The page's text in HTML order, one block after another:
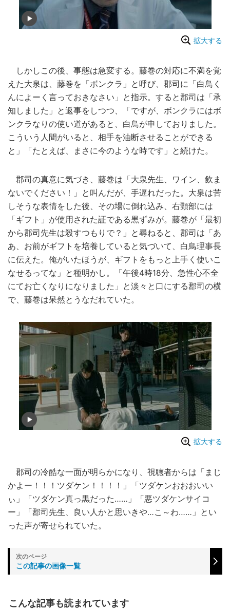
拡大する
しかしこの後、事態は急変する。藤巻の対応に不満を覚
えた大泉は、藤巻を「ボンクラ」と呼び、郡司に「白鳥く
んによーく言っておきなさい」と指示。すると郡司は「承
知しました」と返事をしつつ、「ですが、ボンクラにはボ
ンクラなりの使い道があると、白鳥が申しておりました。
こういう人間がいると、相手を油断させることができる
と」「たとえば、まさに今のような時です」と続けた。
郡司の真意に気づき、藤巻は「大泉先生、ワイン、飲ま
ないでください！」と叫んだが、手遅れだった。大泉は苦
しそうな表情をした後、その場に倒れ込み、右頸部には
「ギフト」が使用された証である黒ずみが。藤巻が「最初
から郡司先生は殺すつもりで？」と尋ねると、郡司は「あ
あ、お前がギフトを培養していると気づいて、白鳥理事長
に伝えた。俺がいたほうが、ギフトをもっと上手く使いこ
なせるってな」と種明かし。「午後4時18分、急性心不全
にてお亡くなりになりました」と淡々と口にする郡司の横
で、藤巻は呆然とうなだれていた。
拡大する
郡司の冷酷な一面が明らかになり、視聴者からは「まじ
かよー！！！ツダケン！！！！」「ツダケンおおおいい
ぃ」「ツダケン真っ黒だった……」「悪ツダケンサイコ
ー」「郡司先生、良い人かと思いきや…こ～わ……」とい
った声が寄せられていた。
この記事の画像一覧
こんな記事も読まれています